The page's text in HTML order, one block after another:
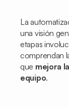
La
una visión
etapas
comprendan
que mejora
equipo.